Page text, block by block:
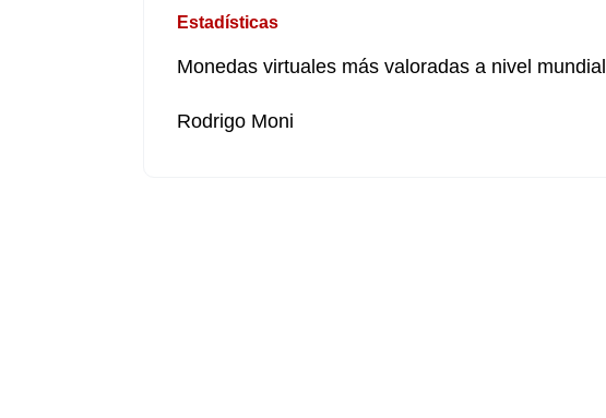
Estadísticas
Monedas virtuales más valoradas a nivel mundial
Rodrigo Moni